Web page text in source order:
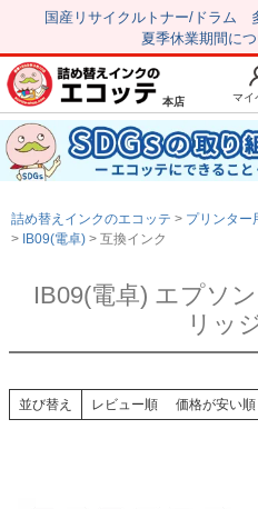
国産リサイクルトナー/ドラム
夏季休業期間に
新規会員登録
トップページ
注文履歴
はじめての方へ
初心者用セット
キャノンインク
本店 マイ
詰め替えインクのエコッテ プリンター
IB09(電卓)
互換インク
IB09(電卓) エプソ
リッ
並び替え レビュー順 価格が安い順